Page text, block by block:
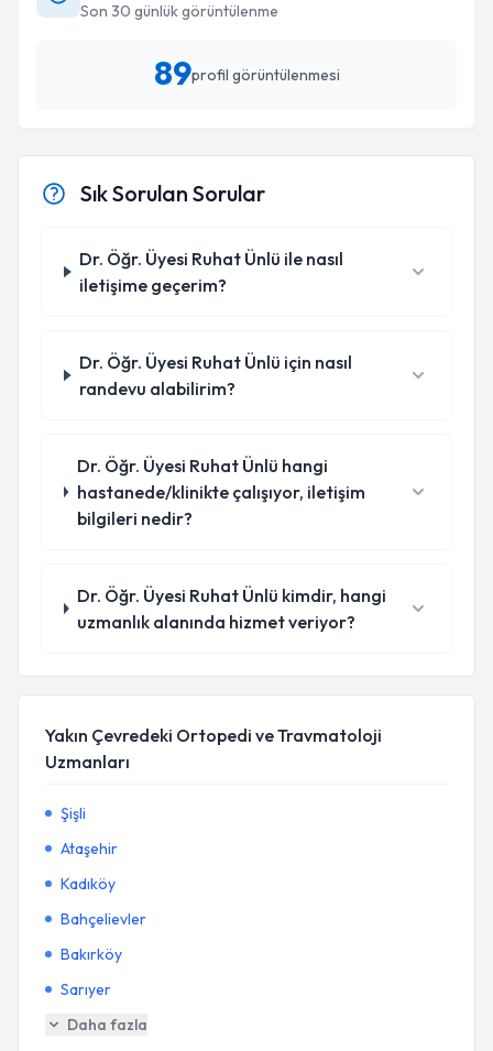
Son 30 günlük görüntülenme
89profil görüntülenmesi
Sık Sorulan Sorular
Dr. Öğr. Üyesi Ruhat Ünlü ile nasıl
iletişime geçerim?
Dr. Öğr. Üyesi Ruhat Ünlü için nasıl
randevu alabilirim?
Dr. Öğr. Üyesi Ruhat Ünlü hangi
hastanede/klinikte çalışıyor, iletişim
bilgileri nedir?
Dr. Öğr. Üyesi Ruhat Ünlü kimdir, hangi
uzmanlık alanında hizmet veriyor?
Yakın Çevredeki Ortopedi ve Travmatoloji
Uzmanları
Şişli
Ataşehir
Kadıköy
Bahçelievler
Bakırköy
Sarıyer
Daha fazla